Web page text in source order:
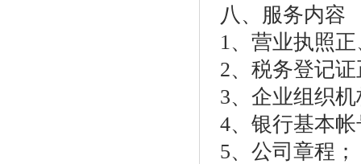
八、服务内容
1、营业执照
2、税务登记
3、企业组织
4、银行基本
5、公司章程；